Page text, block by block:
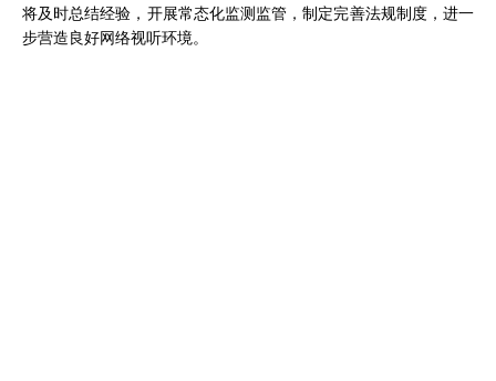
将及时总结经验，开展常态化监测监管，制定完善法规制度，进一
步营造良好网络视听环境。